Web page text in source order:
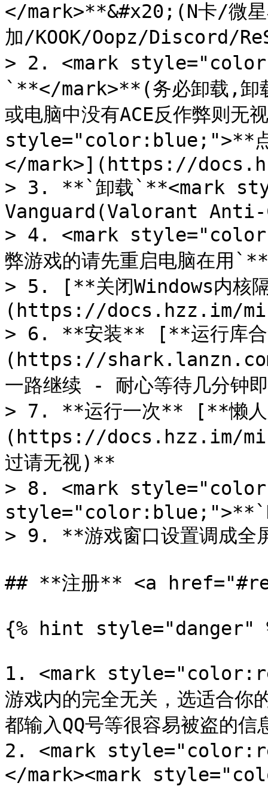
</mark>**&#x20;(N卡/微星
加/KOOK/Oopz/Discord/
> 2. <mark
`**</mark>**(务必卸载,卸
或电脑中没有ACE反作弊则
style="color:blue;">**点击
</mark>](https://
> 3. **`卸载`**<mark
Vanguard(Valorant
> 4. <mark
弊游戏的请先重启电脑在用
> 5. [**关闭Windows内核
(https://docs.hzz.im/
> 6. **安装** [**运行库
(https://
一路继续 - 耐心等待几分钟
> 7. **运行一次** [**懒
(https://docs.hzz.im/
过请无视)**
> 8. <mark
> 9. **游戏窗口设置调成全
## **注册** <a
{% hint style="danger"
1. <mark
游戏内的完全无关，选适合你
都输入QQ号等很容易被盗的
2. <mark
</mark><mark